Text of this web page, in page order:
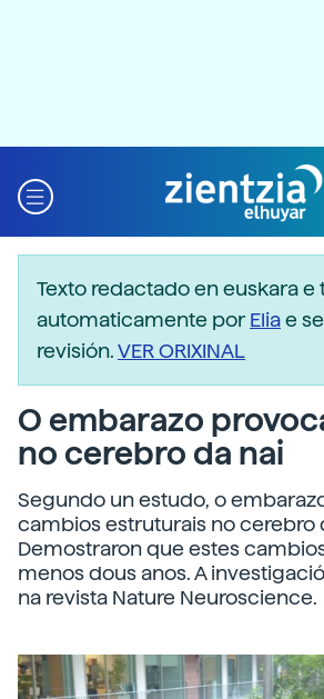
Texto redactado en euskara
automaticamente porEliae
revisión.VER ORIXINAL
O embarazo
no cerebro da nai
Segundo un estudo, o
cambios estruturais no cerebro
Demostraron que estes
menos dous anos. A
na revista Nature Neuroscience.